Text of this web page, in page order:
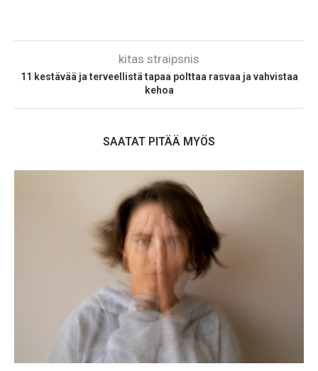
kitas straipsnis
11 kestävää ja terveellistä tapaa polttaa rasvaa ja vahvistaa
kehoa
SAATAT PITÄÄ MYÖS